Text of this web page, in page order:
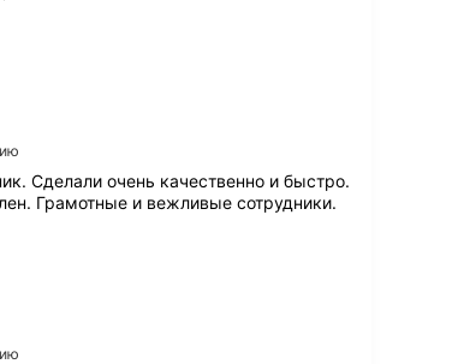
Сделали очень качественно и быстро.
Грамотные и вежливые сотрудники.